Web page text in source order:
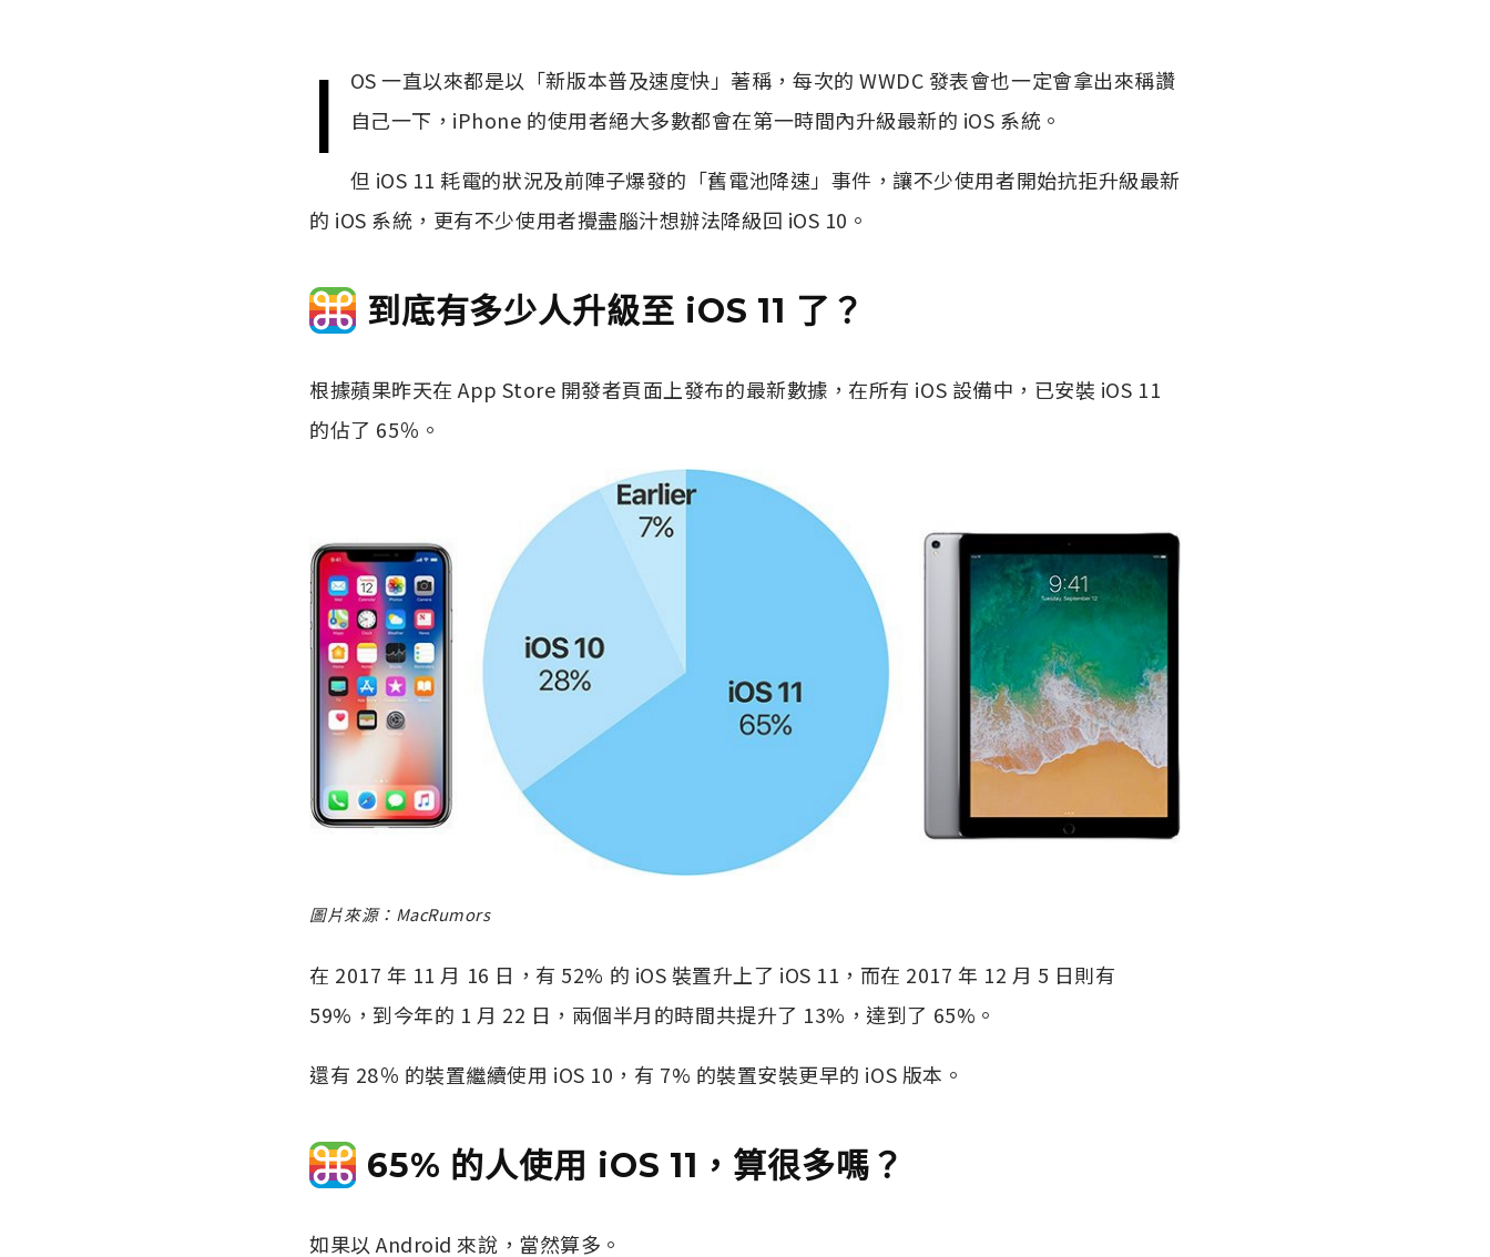
i
OS 一直以來都是以「新版本普及速度快」著稱，每次的 WWDC 發表會也一定會拿出來稱讚
自己一下，iPhone 的使用者絕大多數都會在第一時間內升級最新的 iOS 系統。
但 iOS 11 耗電的狀況及前陣子爆發的「舊電池降速」事件，讓不少使用者開始抗拒升級最新
的 iOS 系統，更有不少使用者攪盡腦汁想辦法降級回 iOS 10。
到底有多少人升級至 iOS 11 了？
根據蘋果昨天在 App Store 開發者頁面上發布的最新數據，在所有 iOS 設備中，已安裝 iOS 11
的佔了 65％。
圖片來源：MacRumors
在 2017 年 11 月 16 日，有 52% 的 iOS 裝置升上了 iOS 11，而在 2017 年 12 月 5 日則有
59%，到今年的 1 月 22 日，兩個半月的時間共提升了 13%，達到了 65%。
還有 28％ 的裝置繼續使用 iOS 10，有 7% 的裝置安裝更早的 iOS 版本。
65% 的人使用 iOS 11，算很多嗎？
如果以 Android 來說，當然算多。